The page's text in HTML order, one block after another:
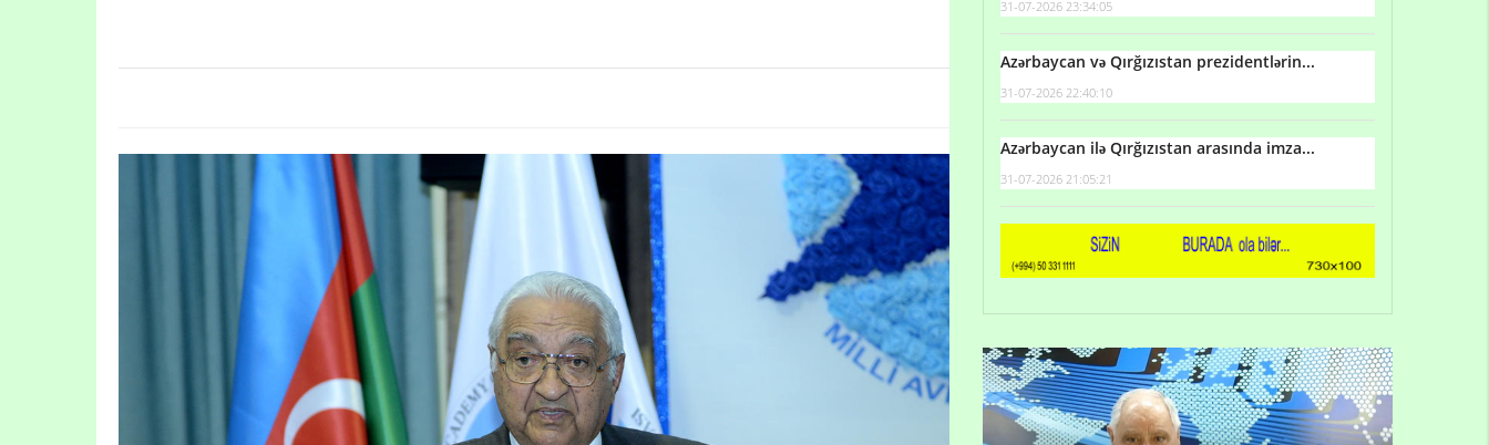
31-07-2026 23:34:05
Azərbaycan və Qırğızıstan prezidentlərin...
31-07-2026 22:40:10
Azərbaycan ilə Qırğızıstan arasında imza...
31-07-2026 21:05:21